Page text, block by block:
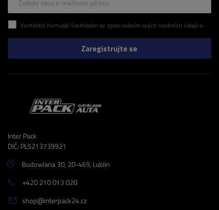
Zadejte svou e-mailovou adresu
Kontaktní formulář Souhlasím se zpracováním svých osobních údajů obsažených v kontaktním formuláři v souladu s nařízením Evropského parlamentu a Rady (EU)
Zaregistrujte se
Inter Pack
DIČ: PL5213739921
Budowlana 30, 20-469, Lublin
+420 210 013 020
shop@interpack24.cz